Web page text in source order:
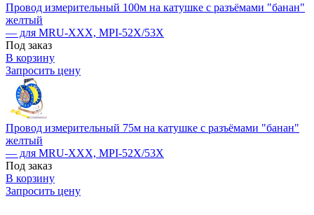
Провод измерительный 100м на катушке с разъёмами "банан"
желтый
— для MRU-XXX, MPI-52X/53X
Под заказ
В корзину
Запросить цену
Провод измерительный 75м на катушке с разъёмами "банан"
желтый
— для MRU-XXX, MPI-52X/53X
Под заказ
В корзину
Запросить цену